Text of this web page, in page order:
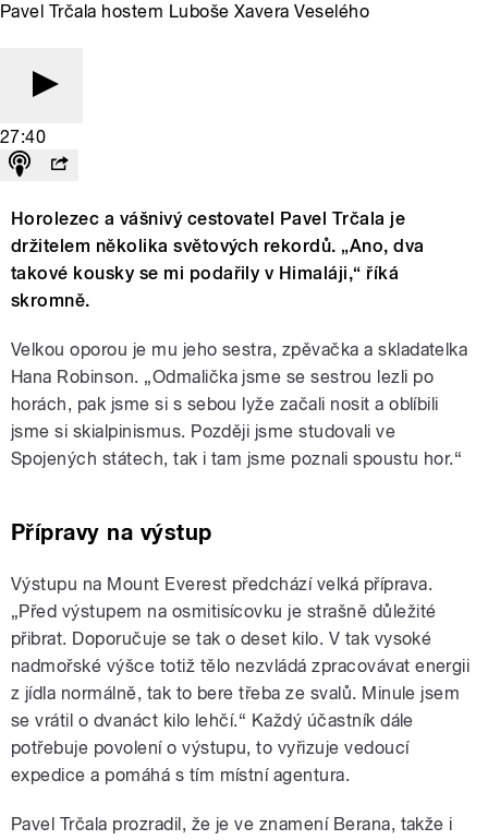
Pavel Trčala hostem Luboše Xavera Veselého
27:40
Horolezec a vášnivý cestovatel Pavel Trčala je
držitelem několika světových rekordů. „Ano, dva
takové kousky se mi podařily v Himaláji,“ říká
skromně.
Velkou oporou je mu jeho sestra, zpěvačka a skladatelka
Hana Robinson. „Odmalička jsme se sestrou lezli po
horách, pak jsme si s sebou lyže začali nosit a oblíbili
jsme si skialpinismus. Později jsme studovali ve
Spojených státech, tak i tam jsme poznali spoustu hor.“
Přípravy na výstup
Výstupu na Mount Everest předchází velká příprava.
„Před výstupem na osmitisícovku je strašně důležité
přibrat. Doporučuje se tak o deset kilo. V tak vysoké
nadmořské výšce totiž tělo nezvládá zpracovávat energii
z jídla normálně, tak to bere třeba ze svalů. Minule jsem
se vrátil o dvanáct kilo lehčí.“ Každý účastník dále
potřebuje povolení o výstupu, to vyřizuje vedoucí
expedice a pomáhá s tím místní agentura.
Pavel Trčala prozradil, že je ve znamení Berana, takže i